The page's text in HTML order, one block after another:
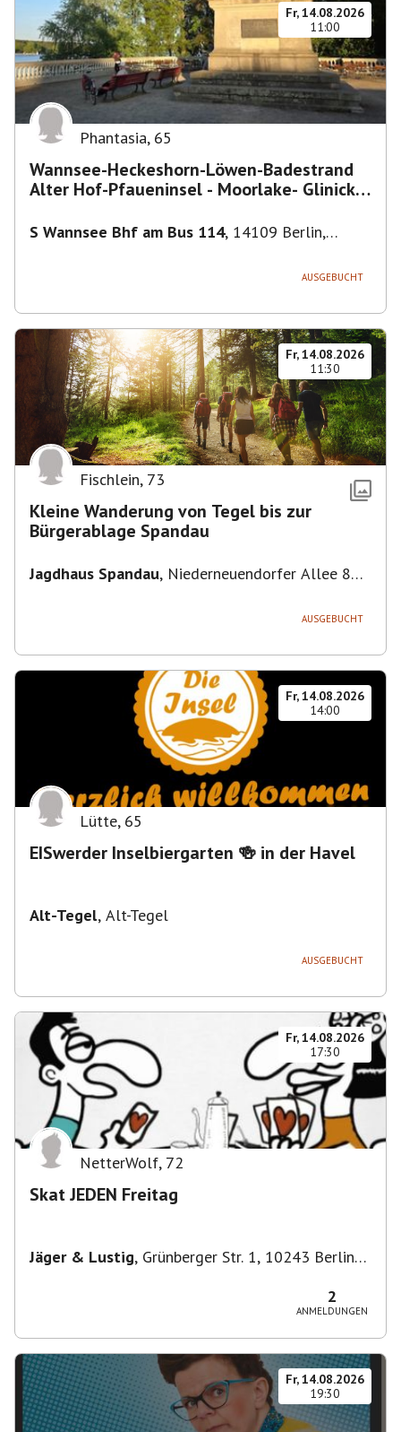
Fr, 14.08.2026
11:00
Phantasia, 65
Wannsee-Heckeshorn-Löwen-Badestrand
Alter Hof-Pfaueninsel - Moorlake- Glinicker
S Wannsee Bhf am Bus 114, 14109 Berlin,
AUSGEBUCHT
Fr, 14.08.2026
11:30
Fischlein, 73
Kleine Wanderung von Tegel bis zur
Bürgerablage Spandau
Jagdhaus Spandau, Niederneuendorfer Allee 80,
AUSGEBUCHT
Fr, 14.08.2026
14:00
Lütte, 65
EISwerder Inselbiergarten 🍻 in der Havel
Alt-Tegel, Alt-Tegel
AUSGEBUCHT
Fr, 14.08.2026
17:30
NetterWolf, 72
Skat JEDEN Freitag
Jäger & Lustig, Grünberger Str. 1, 10243 Berlin-
2
ANMELDUNGEN
Fr, 14.08.2026
19:30